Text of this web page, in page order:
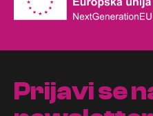
Prijavi se